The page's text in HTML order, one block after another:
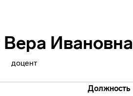
Ивановна
доцент
Должность